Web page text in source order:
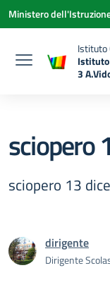
Vai ai contenuti
Vai al menu di
Vai al footer
Ministero
Istituto
Istituto
3
sciopero
sciopero 13
dirigente
Dirigente